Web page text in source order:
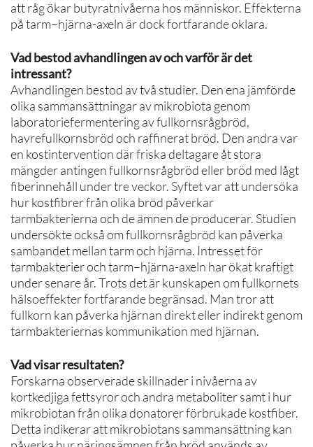
att råg ökar butyratnivåerna hos människor. Effekterna
på tarm–hjärna-axeln är dock fortfarande oklara.
Vad bestod avhandlingen av och varför är det
intressant?
Avhandlingen bestod av två studier. Den ena jämförde
olika sammansättningar av mikrobiota genom
laboratoriefermentering av fullkornsrågbröd,
havrefullkornsbröd och raffinerat bröd. Den andra var
en kostintervention där friska deltagare åt stora
mängder antingen fullkornsrågbröd eller bröd med lågt
fiberinnehåll under tre veckor. Syftet var att undersöka
hur kostfibrer från olika bröd påverkar
tarmbakterierna och de ämnen de producerar. Studien
undersökte också om fullkornsrågbröd kan påverka
sambandet mellan tarm och hjärna. Intresset för
tarmbakterier och tarm–hjärna-axeln har ökat kraftigt
under senare år. Trots det är kunskapen om fullkornets
hälsoeffekter fortfarande begränsad. Man tror att
fullkorn kan påverka hjärnan direkt eller indirekt genom
tarmbakteriernas kommunikation med hjärnan.
Vad visar resultaten?
Forskarna observerade skillnader i nivåerna av
kortkedjiga fettsyror och andra metaboliter samt i hur
mikrobiotan från olika donatorer förbrukade kostfiber.
Detta indikerar att mikrobiotans sammansättning kan